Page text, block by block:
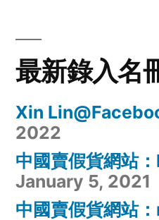
最新錄入名
Xin
2022
中國賣假貨網站
January 5, 2021
中國賣假貨網站